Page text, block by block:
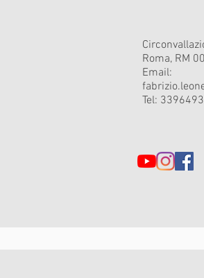
Roma, RM
Email:
Tel: